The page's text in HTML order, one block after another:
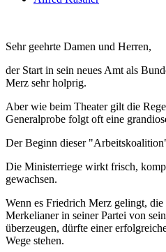
Sehr geehrte Damen und Herren,
der Start in sein neues Amt als
Merz sehr holprig.
Aber wie beim Theater gilt die
Generalprobe folgt oft eine
Der Beginn dieser
Die Ministerriege wirkt frisch,
gewachsen.
Wenn es Friedrich Merz gelingt,
Merkelianer in seiner Partei von
überzeugen, dürfte einer
Wege stehen.